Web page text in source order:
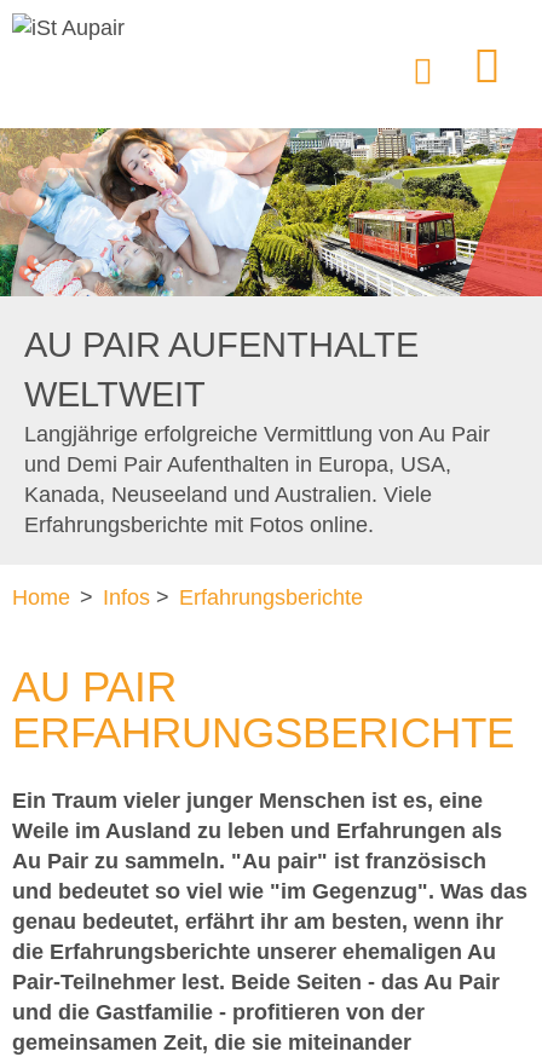
AU PAIR AUFENTHALTE
WELTWEIT
Langjährige erfolgreiche Vermittlung von Au Pair
und Demi Pair Aufenthalten in Europa, USA,
Kanada, Neuseeland und Australien. Viele
Erfahrungsberichte mit Fotos online.
Home > Infos > Erfahrungsberichte
AU PAIR
ERFAHRUNGSBERICHTE
Ein Traum vieler junger Menschen ist es, eine
Weile im Ausland zu leben und Erfahrungen als
Au Pair zu sammeln. "Au pair" ist französisch
und bedeutet so viel wie "im Gegenzug". Was das
genau bedeutet, erfährt ihr am besten, wenn ihr
die Erfahrungsberichte unserer ehemaligen Au
Pair-Teilnehmer lest. Beide Seiten - das Au Pair
und die Gastfamilie - profitieren von der
gemeinsamen Zeit, die sie miteinander